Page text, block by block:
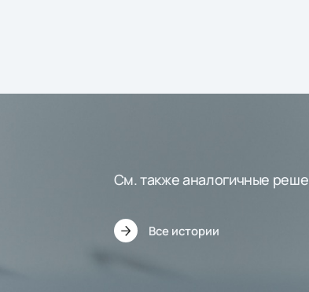
См. также аналогичные
Все истории